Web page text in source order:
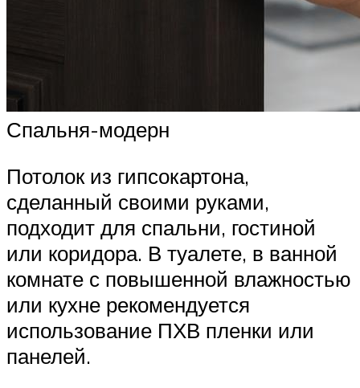
Спальня-модерн
Потолок из гипсокартона,
сделанный своими руками,
подходит для спальни, гостиной
или коридора. В туалете, в ванной
комнате с повышенной влажностью
или кухне рекомендуется
использование ПХВ пленки или
панелей.